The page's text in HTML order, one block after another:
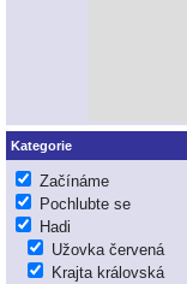
Kategorie
Začínáme
Pochlubte se
Hadi
Užovka červená
Krajta královská